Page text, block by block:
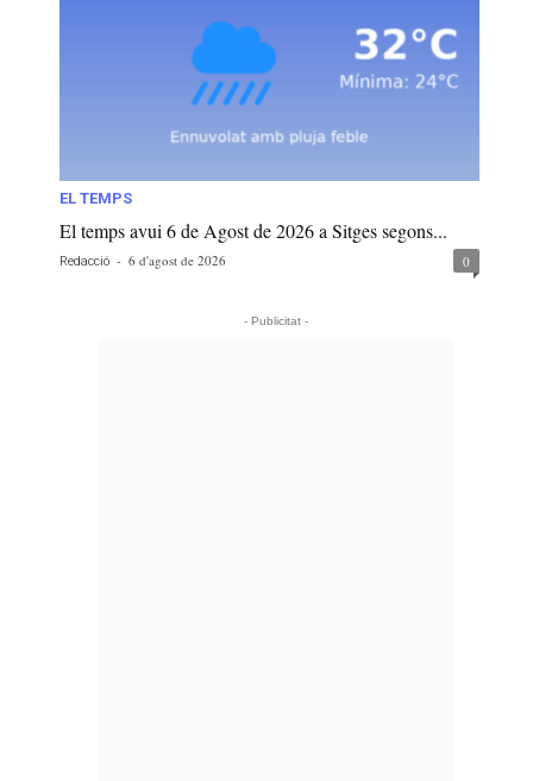
EL TEMPS
El temps avui 6 de Agost de 2026 a Sitges segons...
Redacció - 6 d'agost de 2026 0
- Publicitat -